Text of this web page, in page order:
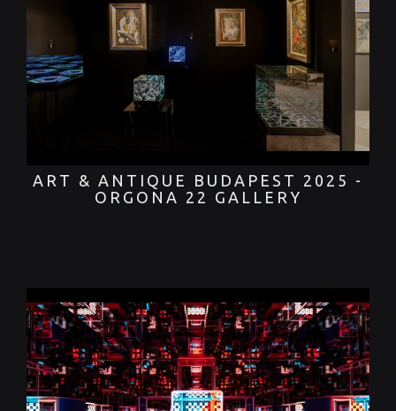
ART & ANTIQUE BUDAPEST 2025 -
ORGONA 22 GALLERY